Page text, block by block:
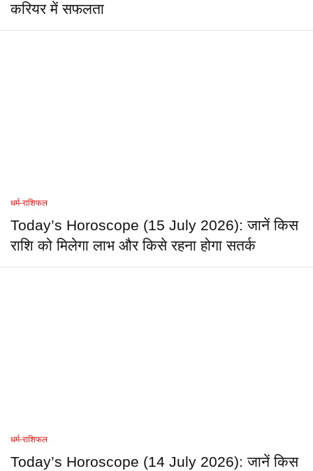
करियर में सफलता
धर्म-राशिफल
Today’s Horoscope (15 July 2026): जानें किस
राशि को मिलेगा लाभ और किसे रहना होगा सतर्क
धर्म-राशिफल
Today’s Horoscope (14 July 2026): जानें किस